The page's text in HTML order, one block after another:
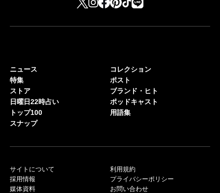
ニュース
特集
ストア
日曜日22時占い
トップ100
スナップ
コレクション
ポスト
ブランド・ヒト
ポッドキャスト
用語集
サイトについて
採用情報
媒体資料
利用規約
プライバシーポリシー
お問い合わせ